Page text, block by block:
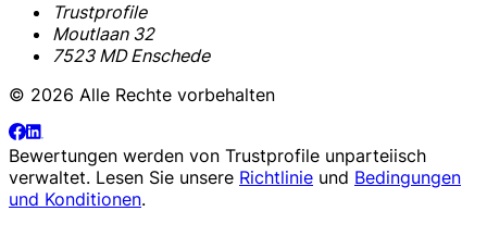
Trustprofile
Moutlaan 32
7523 MD Enschede
© 2026 Alle Rechte vorbehalten
Bewertungen werden von Trustprofile unparteiisch
verwaltet. Lesen Sie unsere Richtlinie und Bedingungen
und Konditionen.